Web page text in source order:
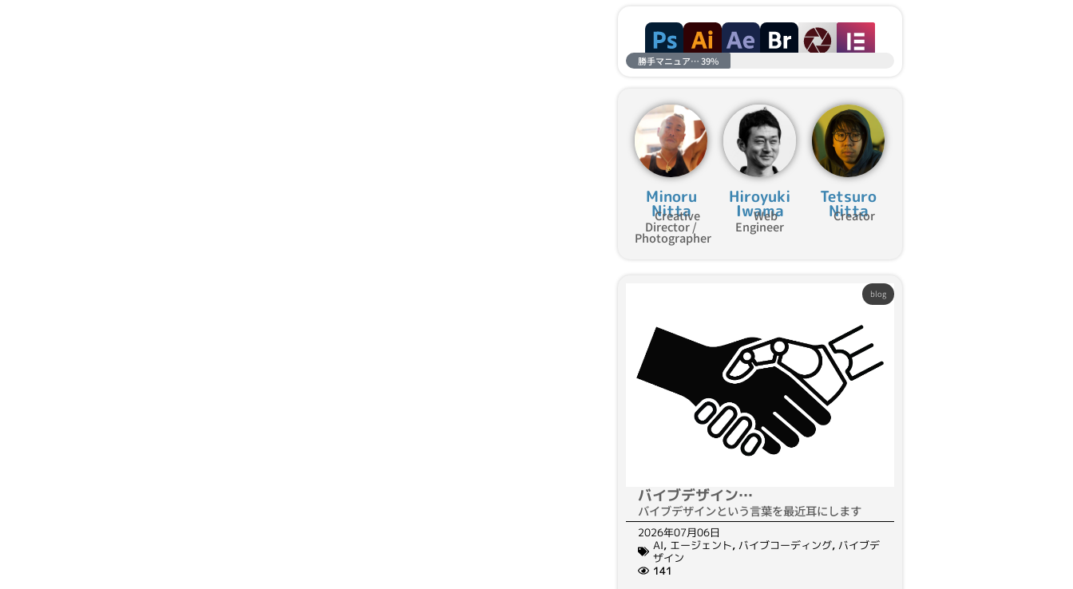
勝手マニュアル進捗39%
Minoru
Nitta
Creative
Director /
Photographer
Hiroyuki
Iwama
Web
Engineer
Tetsuro
Nitta
Creator
blog
バイブデザイン…
バイブデザインという言葉を最近耳にします
2026年07月06日
AI, エージェント, バイブコーディング, バイブデ
ザイン
141